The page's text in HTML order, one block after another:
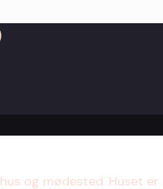
og mødested. Huset